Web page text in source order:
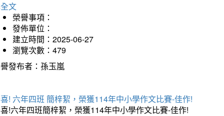
文
榮譽事項：
發佈單位：
建立時間：2025-06-27
瀏覽次數：479
發布者：孫玉嵐
! 六年四班 簡梓絜，榮獲114年中小學作文比賽-佳作!
!六年四班簡梓絜，榮獲114年中小學作文比賽-佳作!